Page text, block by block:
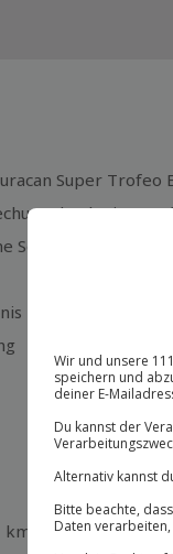
Super Trofeo
durch einen
Selbstbeteiligung
h